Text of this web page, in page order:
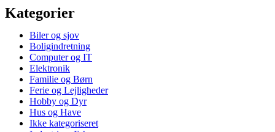
Kategorier
Biler og sjov
Boligindretning
Computer og IT
Elektronik
Familie og Børn
Ferie og Lejligheder
Hobby og Dyr
Hus og Have
Ikke kategoriseret